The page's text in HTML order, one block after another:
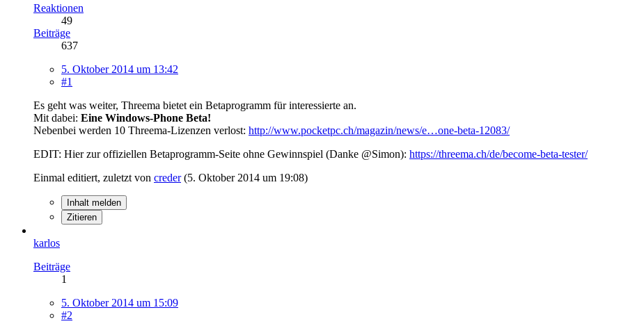
Reaktionen
49
Beiträge
637
5. Oktober 2014 um 13:42
#1
Es geht was weiter, Threema bietet ein Betaprogramm für interessierte an.
Mit dabei: Eine Windows-Phone Beta!
Nebenbei werden 10 Threema-Lizenzen verlost: http://www.pocketpc.ch/magazin/news/e…one-beta-12083/
EDIT: Hier zur offiziellen Betaprogramm-Seite ohne Gewinnspiel (Danke @Simon): https://threema.ch/de/become-beta-tester/
Einmal editiert, zuletzt von creder(5. Oktober 2014 um 19:08)
Inhalt melden
Zitieren
karlos
Beiträge
1
5. Oktober 2014 um 15:09
#2